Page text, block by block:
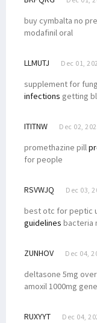
buy cymbalta no
modafinil oral
LLMUTJ Dec 01,
supplement for
infections getting
ITITNW Dec 02,
promethazine pill
for people
RSVWJQ Dec 03,
best otc for peptic
guidelines bacteria
ZUNHOV Dec 04,
deltasone 5mg
amoxil 1000mg
RUXYYT Dec 04,